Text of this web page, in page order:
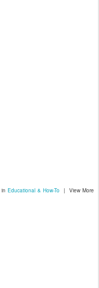
in Educational & How-To | View More